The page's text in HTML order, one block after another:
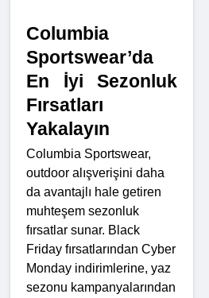
Columbia
Sportswear’da
En İyi Sezonluk
Fırsatları
Yakalayın
Columbia Sportswear,
outdoor alışverişini daha
da avantajlı hale getiren
muhteşem sezonluk
fırsatlar sunar. Black
Friday fırsatlarından Cyber
Monday indirimlerine, yaz
sezonu kampanyalarından